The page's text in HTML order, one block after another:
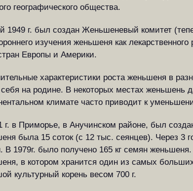
географического общества.
1949 г. был создан Женьшеневый комитет
изучения женьшеня как
Европы и Америки.
характеристики роста женьшеня в
на родине. В некоторых местах женьшень
климате часто приводит к
г. в Приморье, в Анучинском районе, был
была 15 соток (с 12 тыс. сеянцев). Через 3
В 1979г. было получено 165 кг семян
в котором хранится один из самых
культурный корень весом 700 г.